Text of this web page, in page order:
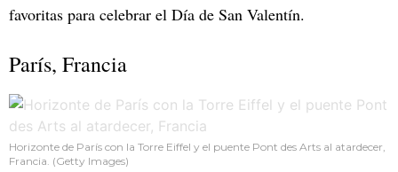
favoritas para celebrar el Día de San Valentín.
París, Francia
Horizonte de París con la Torre Eiffel y el puente Pont des Arts al atardecer,
Francia. (Getty Images)